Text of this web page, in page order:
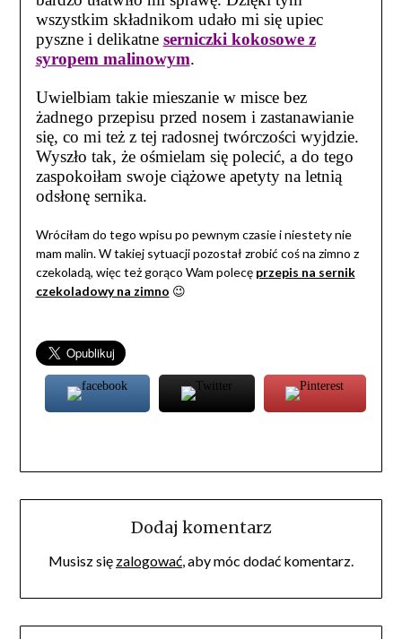
wszystkim składnikom udało mi się upiec
pyszne i delikatne serniczki kokosowe z
syropem malinowym.
Uwielbiam takie mieszanie w misce bez
żadnego przepisu przed nosem i zastanawianie
się, co mi też z tej radosnej twórczości wyjdzie.
Wyszło tak, że ośmielam się polecić, a do tego
zaspokoiłam swoje ciążowe apetyty na letnią
odsłonę sernika.
Wróciłam do tego wpisu po pewnym czasie i niestety nie
mam malin. W takiej sytuacji pozostał zrobić coś na zimno z
czekoladą, więc też gorąco Wam polecę przepis na sernik
czekoladowy na zimno 😉
Dodaj komentarz
Musisz się zalogować, aby móc dodać komentarz.